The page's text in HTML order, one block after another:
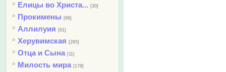
Елицы во Христа... [30]
Прокимены [66]
Аллилуия [61]
Херувимская [265]
Отца и Сына [11]
Милость мира [179]